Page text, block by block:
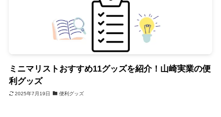
ミニマリストおすすめ11グッズを紹介！山崎実業の便
利グッズ
2025年7月19日 便利グッズ